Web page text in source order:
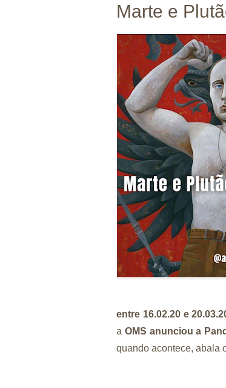
Marte e
entre 16.02.20 e
a OMS anunciou a
quando acontece, abala